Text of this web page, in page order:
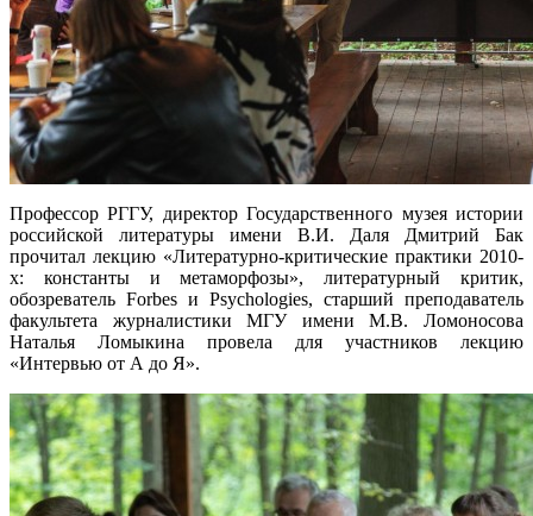
Профессор РГГУ, директор Государственного музея истории
российской литературы имени В.И. Даля Дмитрий Бак
прочитал лекцию «Литературно-критические практики 2010-
х: константы и метаморфозы», литературный критик,
обозреватель Forbes и Psychologies, старший преподаватель
факультета журналистики МГУ имени М.В. Ломоносова
Наталья Ломыкина провела для участников лекцию
«Интервью от А до Я».